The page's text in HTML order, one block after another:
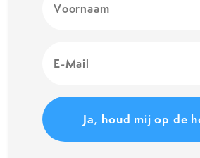
(Vereist)
Mail